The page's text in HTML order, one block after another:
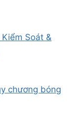
Soát &
chương bóng